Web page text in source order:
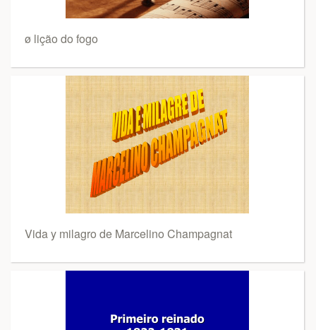
ø lição do fogo
Vida y milagro de Marcelino Champagnat